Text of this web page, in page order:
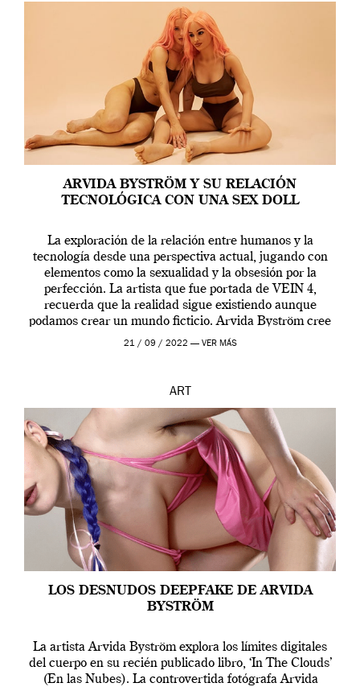
ARVIDA BYSTRÖM Y SU RELACIÓN
TECNOLÓGICA CON UNA SEX DOLL
La exploración de la relación entre humanos y la
tecnología desde una perspectiva actual, jugando con
elementos como la sexualidad y la obsesión por la
perfección. La artista que fue portada de VEIN 4,
recuerda que la realidad sigue existiendo aunque
podamos crear un mundo ficticio. Arvida Byström cree
que los humanos tienen un complejo […]
21 / 09 / 2022 — VER MÁS
ART
LOS DESNUDOS DEEPFAKE DE ARVIDA
BYSTRÖM
La artista Arvida Byström explora los límites digitales
del cuerpo en su recién publicado libro, ‘In The Clouds’
(En las Nubes). La controvertida fotógrafa Arvida